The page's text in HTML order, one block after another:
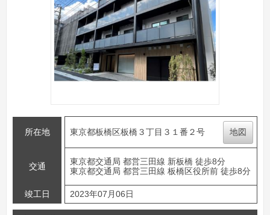
所在地 東京都板橋区板橋３丁目３１番２号 地図
交通
東京都交通局 都営三田線 新板橋 徒歩8分
東京都交通局 都営三田線 板橋区役所前 徒歩8分
竣工日 2023年07月06日